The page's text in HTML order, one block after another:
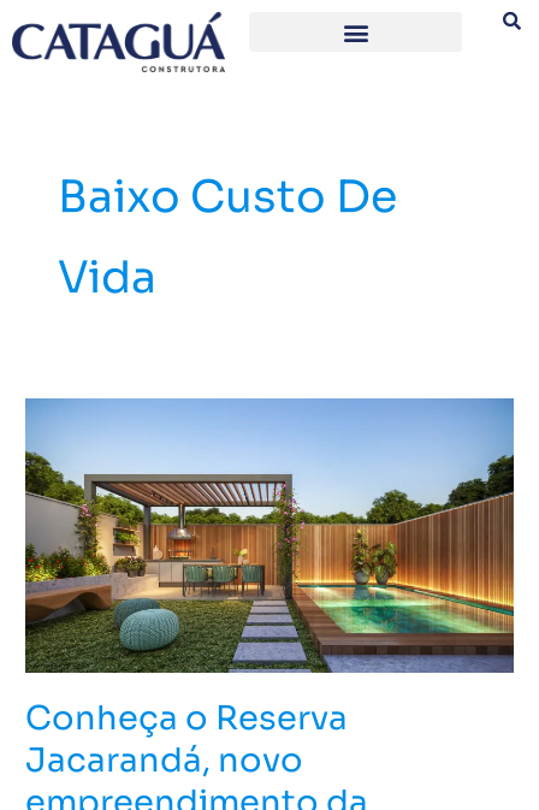
para
Baixo Custo De
Vida
Conheça o Reserva
Jacarandá, novo
Reserva
Jacarandá,
empreendimento
da
Cataguá
em
Carlos